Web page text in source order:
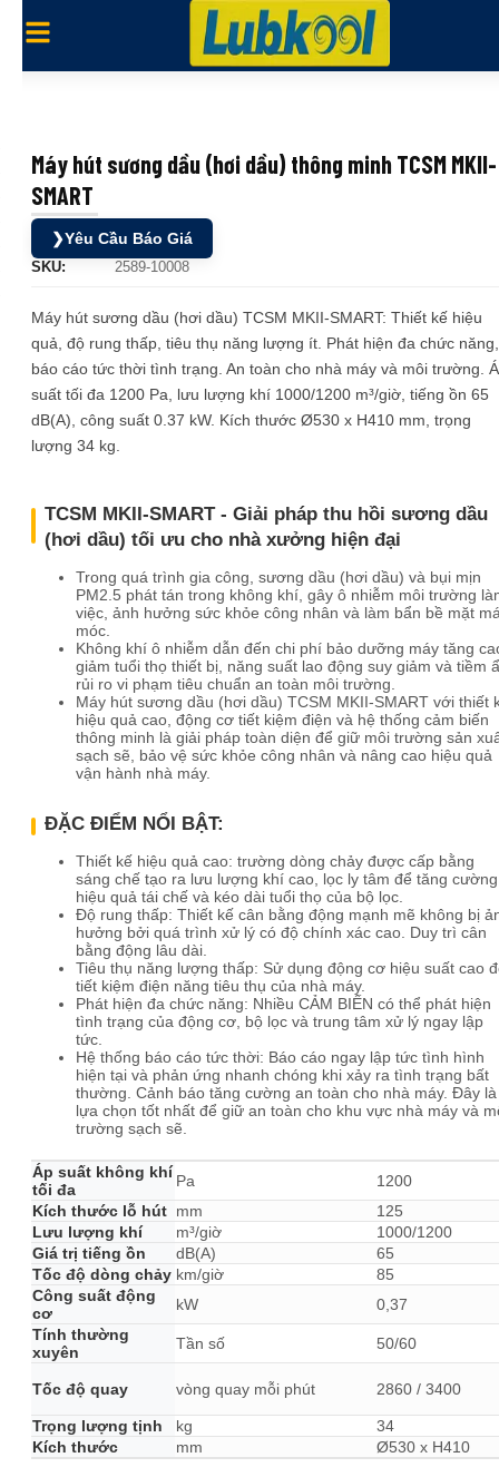
Máy hút sương dầu (hơi dầu) thông minh TCSM MKII-
SMART
❯Yêu Cầu Báo Giá
SKU: 2589-10008
Máy hút sương dầu (hơi dầu) TCSM MKII-SMART: Thiết kế hiệu
quả, độ rung thấp, tiêu thụ năng lượng ít. Phát hiện đa chức năng,
báo cáo tức thời tình trạng. An toàn cho nhà máy và môi trường.
suất tối đa 1200 Pa, lưu lượng khí 1000/1200 m³/giờ, tiếng ồn 65
dB(A), công suất 0.37 kW. Kích thước Ø530 x H410 mm, trọng
lượng 34 kg.
TCSM MKII-SMART - Giải pháp thu hồi sương dầu
(hơi dầu) tối ưu cho nhà xưởng hiện đại
Trong quá trình gia công, sương dầu (hơi dầu) và bụi mịn
PM2.5 phát tán trong không khí, gây ô nhiễm môi trường
việc, ảnh hưởng sức khỏe công nhân và làm bẩn bề mặt
móc.
Không khí ô nhiễm dẫn đến chi phí bảo dưỡng máy tăng
giảm tuổi thọ thiết bị, năng suất lao động suy giảm và tiềm
rủi ro vi phạm tiêu chuẩn an toàn môi trường.
Máy hút sương dầu (hơi dầu) TCSM MKII-SMART với thiết
hiệu quả cao, động cơ tiết kiệm điện và hệ thống cảm biến
thông minh là giải pháp toàn diện để giữ môi trường sản
sạch sẽ, bảo vệ sức khỏe công nhân và nâng cao hiệu quả
vận hành nhà máy.
ĐẶC ĐIỂM NỔI BẬT:
Thiết kế hiệu quả cao: trường dòng chảy được cấp bằng
sáng chế tạo ra lưu lượng khí cao, lọc ly tâm để tăng cường
hiệu quả tái chế và kéo dài tuổi thọ của bộ lọc.
Độ rung thấp: Thiết kế cân bằng động mạnh mẽ không bị
hưởng bởi quá trình xử lý có độ chính xác cao. Duy trì cân
bằng động lâu dài.
Tiêu thụ năng lượng thấp: Sử dụng động cơ hiệu suất cao
tiết kiệm điện năng tiêu thụ của nhà máy.
Phát hiện đa chức năng: Nhiều CẢM BIẾN có thể phát hiện
tình trạng của động cơ, bộ lọc và trung tâm xử lý ngay lập
tức.
Hệ thống báo cáo tức thời: Báo cáo ngay lập tức tình hình
hiện tại và phản ứng nhanh chóng khi xảy ra tình trạng bất
thường. Cảnh báo tăng cường an toàn cho nhà máy. Đây là
lựa chọn tốt nhất để giữ an toàn cho khu vực nhà máy và
trường sạch sẽ.
Áp suất không khí
tối đa
Pa
1200
Kích thước lỗ hút mm
125
Lưu lượng khí
m³/giờ
1000/1200
Giá trị tiếng ồn
dB(A)
65
Tốc độ dòng chảy km/giờ
85
Công suất động
cơ
kW
0,37
Tính thường
xuyên
Tần số 50/60
Tốc độ quay vòng quay mỗi phút 2860 / 3400
Trọng lượng tịnh kg
34
Kích thước
mm Ø530 x H410